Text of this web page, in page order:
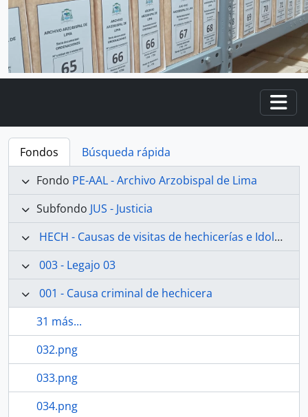
Fondos
Búsqueda rápida
Fondo PE-AAL - Archivo Arzobispal de Lima
Subfondo JUS - Justicia
HECH - Causas de visitas de hechicerías e Idolatrías
003 - Legajo 03
001 - Causa criminal de hechicera
31 más...
032.png
033.png
034.png